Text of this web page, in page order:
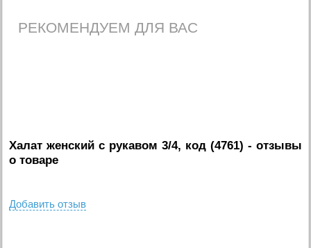
РЕКОМЕНДУЕМ ДЛЯ ВАС
Халат женский с рукавом 3/4, код (4761) - отзывы
о товаре
Добавить отзыв